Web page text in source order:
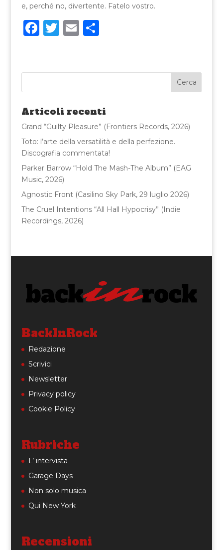
e, perché no, divertente. Fatelo vostro.
F
e
b
o
o
k
T
te
r
E
l
C
di
vi
di
Articoli recenti
Grand “Guilty Pleasure” (Frontiers Records, 2026)
Toto: l’arte della versatilità e della perfezione.
Discografia commentata!
Parker Barrow “Hold The Mash-The Album” (EAG
Music, 2026)
Agnostic Front (Casilino Sky Park, 29 luglio 2026)
The Cruel Intentions “All Hall Hypocrisy” (Indie
Recordings, 2026)
BackInRock
Redazione
Scrivici
Newsletter
Privacy policy
Cookie Policy
Rubriche
L’ intervista
Garage Days
Non solo musica
Qui New York
Recensioni